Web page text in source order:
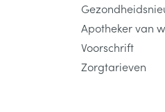
Apotheker van
Voorschrift
Zorgtarieven